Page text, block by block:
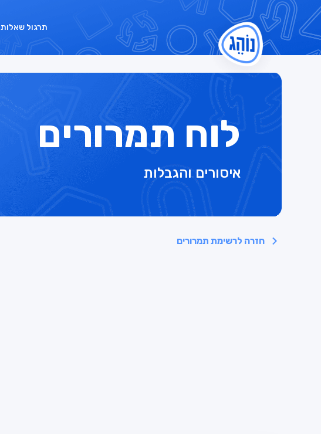
תרגול שאלות
לוח תמרורים
איסורים והגבלות
חזרה לרשימת תמרורים